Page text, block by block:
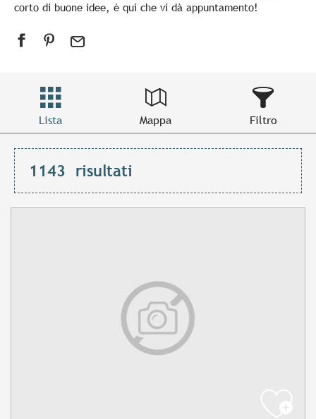
corto di buone idee, è qui che vi dà appuntamento!
Lista Mappa Filtro
1143 risultati